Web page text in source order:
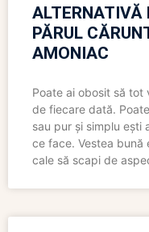
ALTERNATIVĂ
PĂRUL
AMONIAC
Poate ai obosit să tot
de fiecare dată.
sau pur și simplu ești
ce face. Vestea bună
cale să scapi de